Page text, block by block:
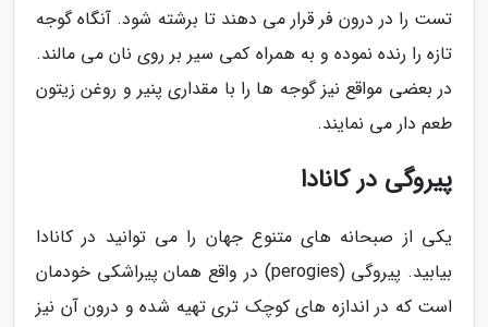
تست را در درون فر قرار می دهند تا برشته شود. آنگاه گوجه
تازه را رنده نموده و به همراه کمی سیر بر روی نان می مالند.
در بعضی مواقع نیز گوجه ها را با مقداری پنیر و روغن زیتون
طعم دار می نمایند.
پیروگی در کانادا
یکی از صبحانه های متنوع جهان را می توانید در کانادا
بیابید. پیروگی (perogies) در واقع همان پیراشکی خودمان
است که در اندازه های کوچک تری تهیه شده و درون آن نیز